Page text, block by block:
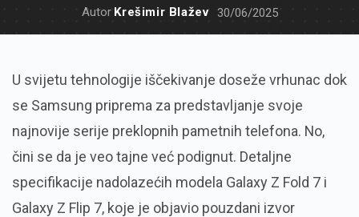
Autor Krešimir Blažev 30/06/2025
U svijetu tehnologije iščekivanje doseže vrhunac dok
se Samsung priprema za predstavljanje svoje
najnovije serije preklopnih pametnih telefona. No,
čini se da je veo tajne već podignut. Detaljne
specifikacije nadolazećih modela Galaxy Z Fold 7 i
Galaxy Z Flip 7, koje je objavio pouzdani izvor